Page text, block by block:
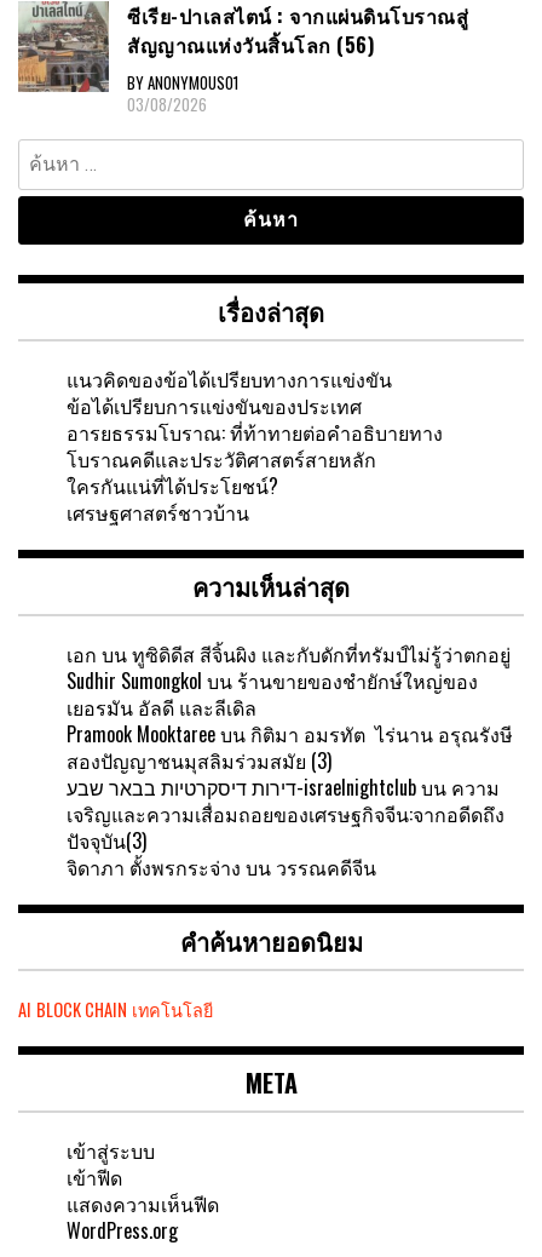
ซีเรีย-ปาเลสไตน์ : จากแผ่นดินโบราณสู่
สัญญาณแห่งวันสิ้นโลก (56)
BY ANONYMOUS01
03/08/2026
ค้นหา
สำหรับ:
เรื่องล่าสุด
แนวคิดของข้อได้เปรียบทางการแข่งขัน
ข้อได้เปรียบการแข่งขันของประเทศ
อารยธรรมโบราณ: ที่ท้าทายต่อคำอธิบายทาง
โบราณคดีและประวัติศาสตร์สายหลัก
ใครกันแน่ที่ได้ประโยชน์?
เศรษฐศาสตร์ชาวบ้าน
ความเห็นล่าสุด
เอก บนทูซิดิดีส สีจิ้นผิง และกับดักที่ทรัมป์ไม่รู้ว่าตกอยู่
Sudhir Sumongkol บน ร้านขายของชำยักษ์ใหญ่ของ
เยอรมัน อัลดี และลีเดิล
Pramook Mooktareeบน กิติมา อมรทัต ไร่นาน อรุณรังษี
สองปัญญาชนมุสลิมร่วมสมัย (3)
דירות דיסקרטיות בבאר שבע-israelnightclubบน ความ
เจริญและความเสื่อมถอยของเศรษฐกิจจีน:จากอดีดถึง
ปัจจุบัน(3)
จิดาภา ตั้งพรกระจ่าง บน วรรณคดีจีน
คำค้นหายอดนิยม
AI BLOCK CHAIN เทคโนโลยี
META
เข้าสู่ระบบ
เข้าฟีด
แสดงความเห็นฟีด
WordPress.org